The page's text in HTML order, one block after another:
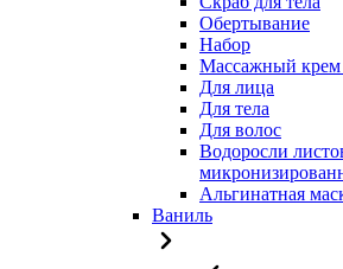
Обертывание
Набор
Массажный крем
Для лица
Для тела
Для волос
Водоросли
Альгинатная
Ваниль